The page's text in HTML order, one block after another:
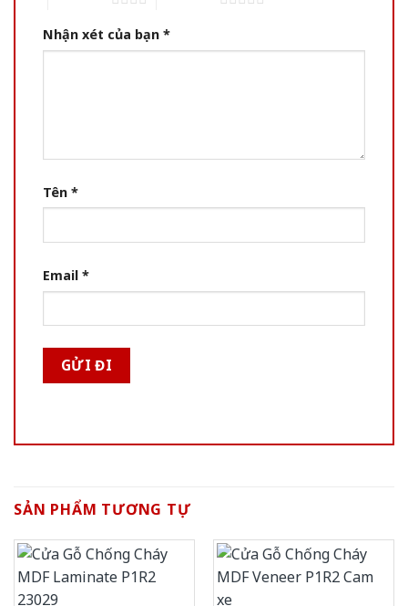
Nhận xét của bạn *
Tên *
Email *
SẢN PHẨM TƯƠNG TỰ